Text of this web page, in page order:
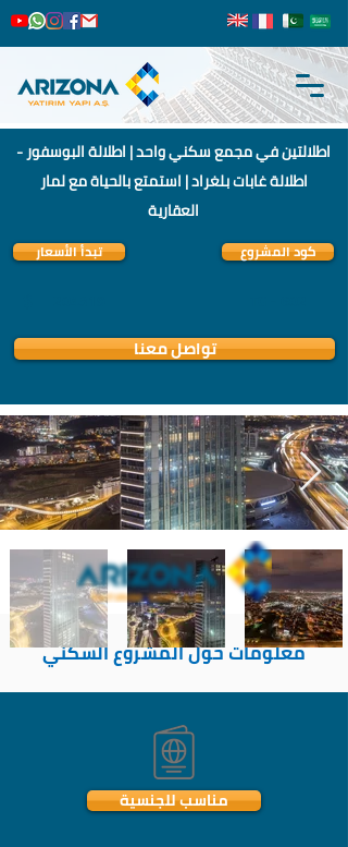
تبدأ الأسعار كود المشروع
اطلالتين في مجمع سكني واحد | اطلالة البوسفور -
اطلالة غابات بلغراد | استمتع بالحياة مع لمار
العقارية
تواصل معنا
معلومات حول المشروع السكني
مناسب للجنسية